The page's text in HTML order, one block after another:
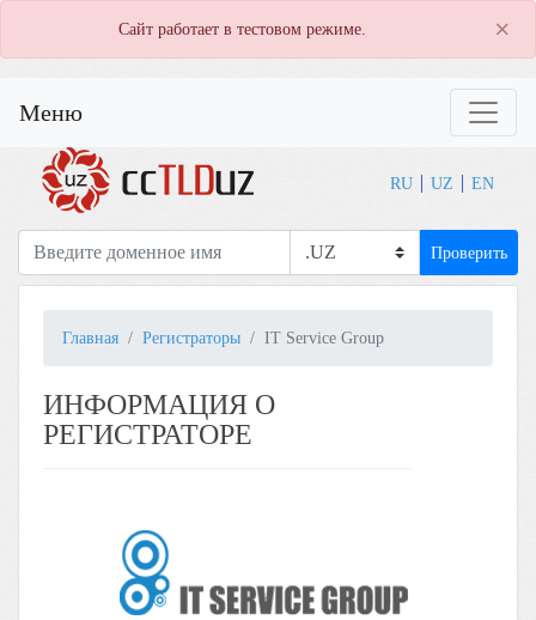
Сайт работает в тестовом режиме. ×
Меню
RU UZ EN
Проверить
Главная Регистраторы IT Service Group
ИНФОРМАЦИЯ О
РЕГИСТРАТОРЕ